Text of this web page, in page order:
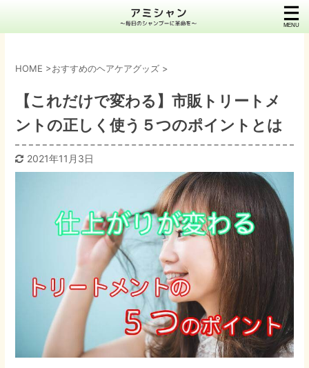
HOME >おすすめのヘアケアグッズ >
【これだけで変わる】市販トリートメ
ントの正しく使う５つのポイントとは
2021年11月3日